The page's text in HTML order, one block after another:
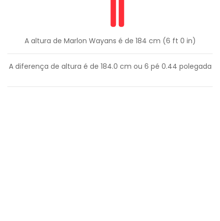
A altura de Marlon Wayans é de 184 cm (6 ft 0 in)
A diferença de altura é de 184.0 cm ou 6 pé 0.44 polegada